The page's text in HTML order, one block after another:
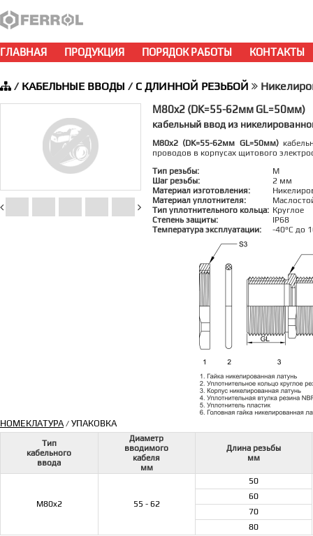
ГЛАВНАЯ ПРОДУКЦИЯ ПОРЯДОК РАБОТЫ КОНТАКТЫ
/ КАБЕЛЬНЫЕ ВВОДЫ / С ДЛИННОЙ РЕЗЬБОЙ
M80x2 (DK=55-62мм GL=50мм)
кабельный ввод из
M80x2 (DK=55-62мм GL=50мм)
проводов в корпусах щитового
Тип резьбы:
M
Шаг резьбы:
2 мм
Материал изготовления:
Материал уплотнителя:
Тип уплотнительного кольца: Круглое
Степень защиты:
IP68
Температура эксплуатации:
-40°C до
НОМЕКЛАТУРА/ УПАКОВКА
Тип
кабельного
ввода
Диаметр
вводимого
кабеля
мм
Длина резьбы
мм
M80x2 55 - 62
50
60
70
80